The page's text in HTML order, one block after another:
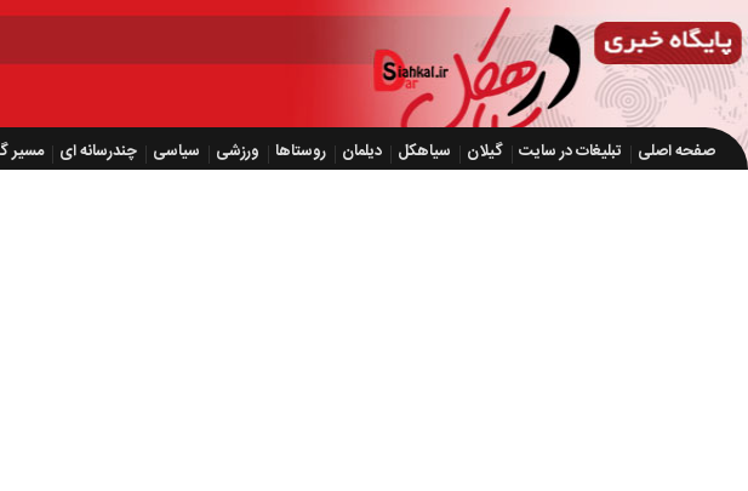
صفحه اصلی تبلیغات در سایت گیلان سیاهکل دیلمان روستاها ورزشی سیاسی چندرسانه ای مسیر